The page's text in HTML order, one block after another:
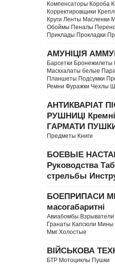
Компенсаторы Короба
Корректировщики
Круги Ленты Масленки
Обоймы Пеналы
Приклады Прокладки
АМУНІЦІЯ
Барсетки Бронежилеты
Маскхалаты белые
Планшеты Подсумки
Ремни Фуражки Чехлы
АНТИКВАРІАТ
РУШНИЦІ
ГАРМАТИ
Предметы Книги
БОЕВЫЕ
Руководства
стрельбы
БОЕПРИПАСИ
масогабаритні
Авиабомбы
Гранаты Капсюли
Ммг Холостые
ВІЙСЬКОВА
БТР Мотоциклы Пушки